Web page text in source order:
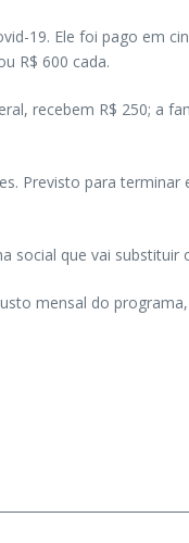
19. Ele foi pago em
R$ 600 cada.
recebem R$ 250; a
Previsto para terminar
social que vai substituir
mensal do